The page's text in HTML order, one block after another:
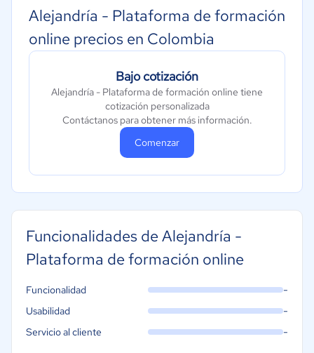
Aeroespacial y defensa
Turismo
Alejandría - Plataforma de formación
online precios en Colombia
Bajo cotización
Alejandría - Plataforma de formación online tiene
cotización personalizada
Contáctanos para obtener más información.
Comenzar
Funcionalidades de Alejandría -
Plataforma de formación online
Funcionalidad -
Usabilidad -
Servicio al cliente -